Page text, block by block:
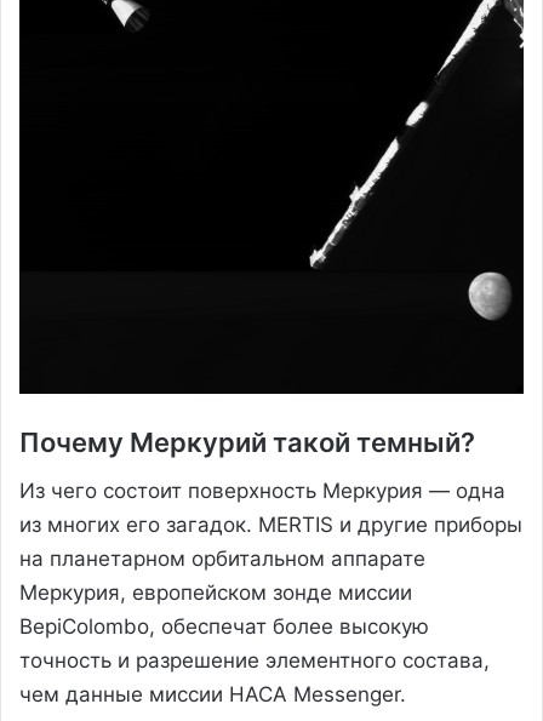
Почему Меркурий такой темный?
Из чего состоит поверхность Меркурия — одна
из многих его загадок. MERTIS и другие приборы
на планетарном орбитальном аппарате
Меркурия, европейском зонде миссии
BepiColombo, обеспечат более высокую
точность и разрешение элементного состава,
чем данные миссии НАСА Messenger.